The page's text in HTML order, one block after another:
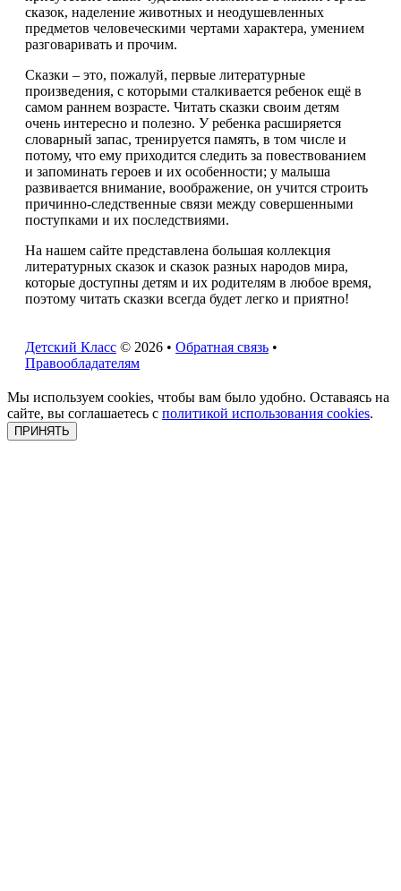
сказок, наделение животных и неодушевленных
предметов человеческими чертами характера, умением
разговаривать и прочим.
Сказки – это, пожалуй, первые литературные
произведения, с которыми сталкивается ребенок ещё в
самом раннем возрасте. Читать сказки своим детям
очень интересно и полезно. У ребенка расширяется
словарный запас, тренируется память, в том числе и
потому, что ему приходится следить за повествованием
и запоминать героев и их особенности; у малыша
развивается внимание, воображение, он учится строить
причинно-следственные связи между совершенными
поступками и их последствиями.
На нашем сайте представлена большая коллекция
литературных сказок и сказок разных народов мира,
которые доступны детям и их родителям в любое время,
поэтому читать сказки всегда будет легко и приятно!
Детский Класс © 2026 • Обратная связь •
Правообладателям
Мы используем cookies, чтобы вам было удобно. Оставаясь на
сайте, вы соглашаетесь с политикой использования cookies.
ПРИНЯТЬ